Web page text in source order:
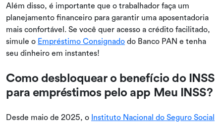
Além disso, é importante que o trabalhador faça um
planejamento financeiro para garantir uma aposentadoria
mais confortável. Se você quer acesso a crédito facilitado,
simule o Empréstimo Consignado do Banco PAN e tenha
seu dinheiro em instantes!
Como desbloquear o benefício do INSS
para empréstimos pelo app Meu INSS?
Desde maio de 2025, o Instituto Nacional do Seguro Social